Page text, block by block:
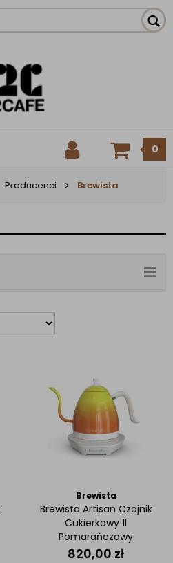
0
Producenci Brewista
Brewista
Brewista Artisan Czajnik
Cukierkowy 1l
Pomarańczowy
820,00 zł